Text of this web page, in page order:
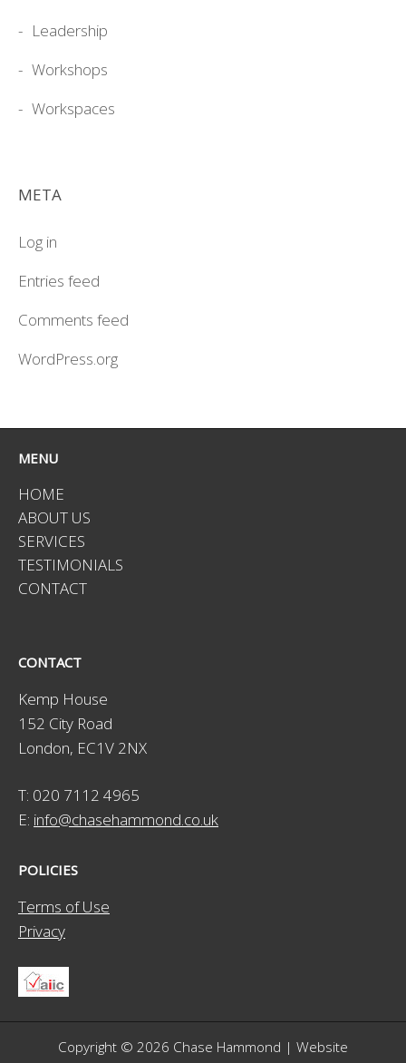
Leadership
Workshops
Workspaces
META
Log in
Entries feed
Comments feed
WordPress.org
MENU
HOME
ABOUT US
SERVICES
TESTIMONIALS
CONTACT
CONTACT
Kemp House
152 City Road
London, EC1V 2NX
T: 020 7112 4965
E: info@chasehammond.co.uk
POLICIES
Terms of Use
Privacy
Copyright © 2026 Chase Hammond | Website